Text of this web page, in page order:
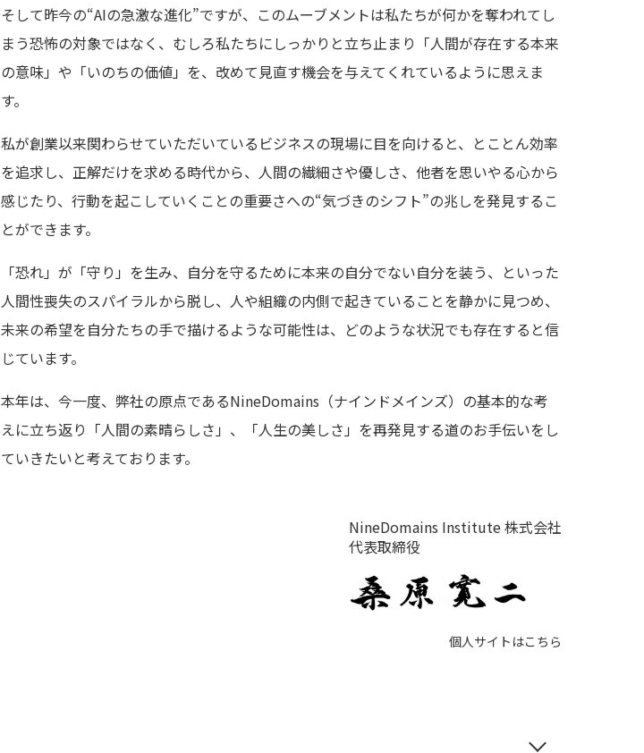
そして昨今の“AIの急激な進化”ですが、このムーブメントは私たちが何かを奪われてし
まう恐怖の対象ではなく、むしろ私たちにしっかりと立ち止まり「人間が存在する本来
の意味」や「いのちの価値」を、改めて見直す機会を与えてくれているように思えま
す。
私が創業以来関わらせていただいているビジネスの現場に目を向けると、とことん効率
を追求し、正解だけを求める時代から、人間の繊細さや優しさ、他者を思いやる心から
感じたり、行動を起こしていくことの重要さへの“気づきのシフト”の兆しを発見するこ
とができます。
「恐れ」が「守り」を生み、自分を守るために本来の自分でない自分を装う、といった
人間性喪失のスパイラルから脱し、人や組織の内側で起きていることを静かに見つめ、
未来の希望を自分たちの手で描けるような可能性は、どのような状況でも存在すると信
じています。
本年は、今一度、弊社の原点であるNineDomains（ナインドメインズ）の基本的な考
えに立ち返り「人間の素晴らしさ」、「人生の美しさ」を再発見する道のお手伝いをし
ていきたいと考えております。
NineDomains Institute 株式会社
代表取締役
個人サイトはこちら